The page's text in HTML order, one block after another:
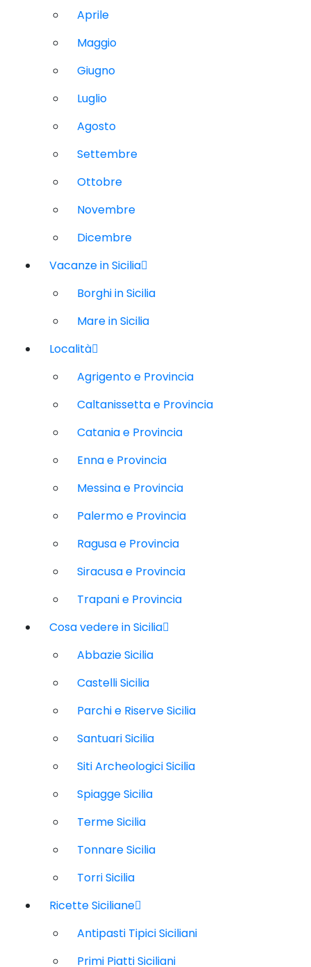
Aprile
Maggio
Giugno
Luglio
Agosto
Settembre
Ottobre
Novembre
Dicembre
Vacanze in Sicilia
Borghi in Sicilia
Mare in Sicilia
Località
Agrigento e Provincia
Caltanissetta e Provincia
Catania e Provincia
Enna e Provincia
Messina e Provincia
Palermo e Provincia
Ragusa e Provincia
Siracusa e Provincia
Trapani e Provincia
Cosa vedere in Sicilia
Abbazie Sicilia
Castelli Sicilia
Parchi e Riserve Sicilia
Santuari Sicilia
Siti Archeologici Sicilia
Spiagge Sicilia
Terme Sicilia
Tonnare Sicilia
Torri Sicilia
Ricette Siciliane
Antipasti Tipici Siciliani
Primi Piatti Siciliani